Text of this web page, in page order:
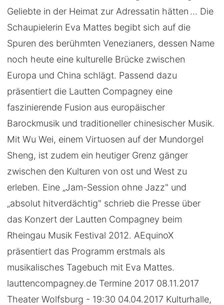
Geliebte in der Heimat zur Adressatin hätten ... Die
Schaupielerin Eva Mattes begibt sich auf die
Spuren des berühmten Venezianers, dessen Name
noch heute eine kulturelle Brücke zwischen
Europa und China schlägt. Passend dazu
präsentiert die Lautten Compagney eine
faszinierende Fusion aus europäischer
Barockmusik und traditioneller chinesischer Musik.
Mit Wu Wei, einem Virtuosen auf der Mundorgel
Sheng, ist zudem ein heutiger Grenz gänger
zwischen den Kulturen von ost und West zu
erleben. Eine „Jam-Session ohne Jazz" und
„absolut hitverdächtig" schrieb die Presse über
das Konzert der Lautten Compagney beim
Rheingau Musik Festival 2012. AEquinoX
präsentiert das Programm erstmals als
musikalisches Tagebuch mit Eva Mattes.
lauttencompagney.de Termine 2017 08.11.2017
Theater Wolfsburg - 19:30 04.04.2017 Kulturhalle,